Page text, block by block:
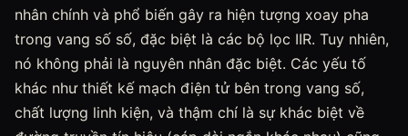
nhân chính và phổ biến gây ra hiện tượng xoay pha
trong vang số số, đặc biệt là các bộ lọc IIR. Tuy nhiên,
nó không phải là nguyên nhân đặc biệt. Các yếu tố
khác như thiết kế mạch điện tử bên trong vang số,
chất lượng linh kiện, và thậm chí là sự khác biệt về